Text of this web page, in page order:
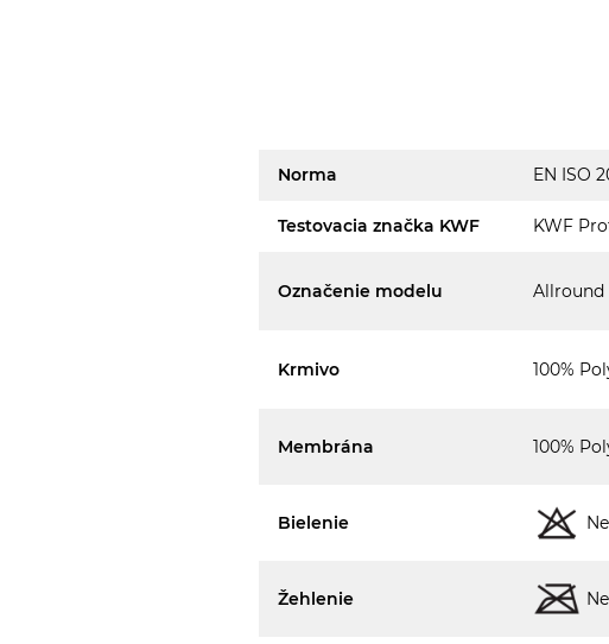
Norma EN ISO
Testovacia značka KWF KWF
Označenie modelu Allround
Krmivo 100%
Membrána 100%
Bielenie
Žehlenie